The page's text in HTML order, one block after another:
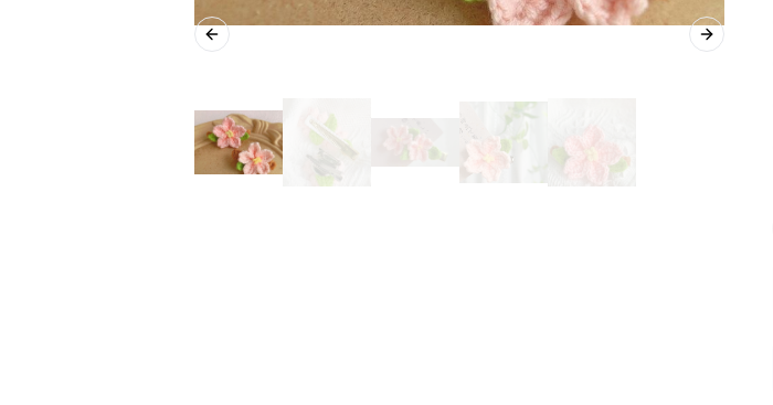
Previous slide Next slide